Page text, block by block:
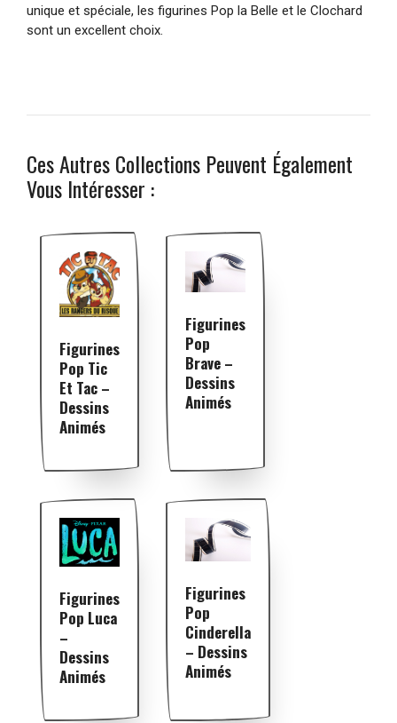
unique et spéciale, les figurines Pop la Belle et le Clochard
sont un excellent choix.
Ces Autres Collections Peuvent Également
Vous Intéresser :
Figurines
Pop Tic
Et Tac –
Dessins
Animés
Figurines
Pop
Brave –
Dessins
Animés
Figurines
Pop Luca
–
Dessins
Animés
Figurines
Pop
Cinderella
– Dessins
Animés